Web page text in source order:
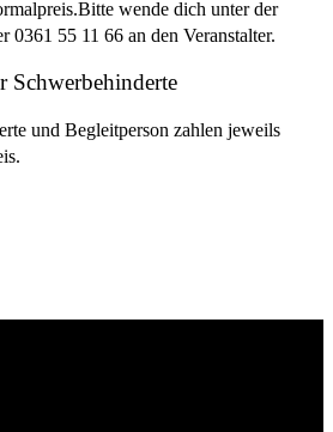
wende dich unter der
0361 55 11 66 an den Veranstalter.
Schwerbehinderte
und Begleitperson zahlen jeweils